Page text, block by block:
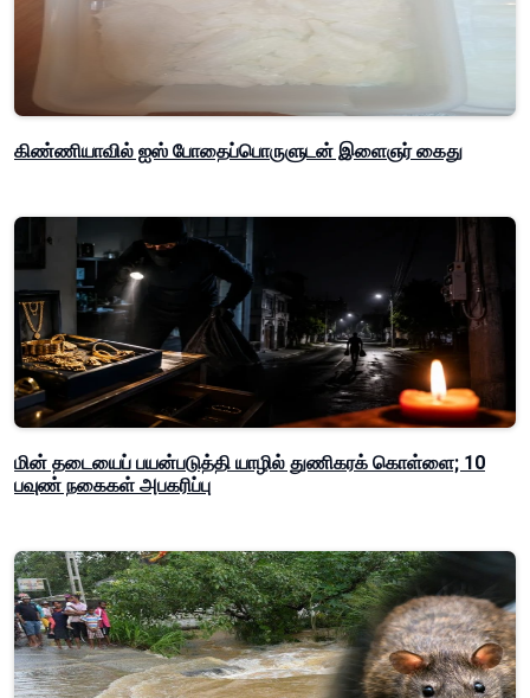
கிண்ணியாவில் ஐஸ் போதைப்பொருளுடன் இளைஞர் கைது
மின் தடையைப் பயன்படுத்தி யாழில் துணிகரக் கொள்ளை; 10
பவுண் நகைகள் அபகரிப்பு